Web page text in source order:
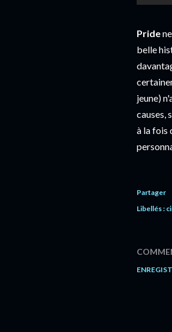
Pride
belle
jeune)
causes,
à la fois
Partager
Libellés :